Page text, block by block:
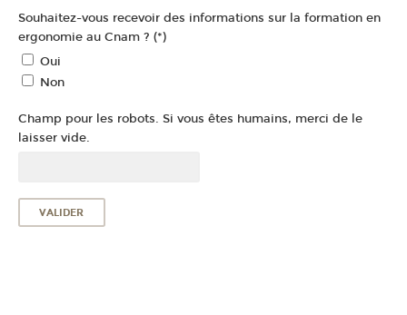
Souhaitez-vous recevoir des informations sur la formation en
ergonomie au Cnam ? (*)
Oui
Non
Champ pour les robots. Si vous êtes humains, merci de le
laisser vide.